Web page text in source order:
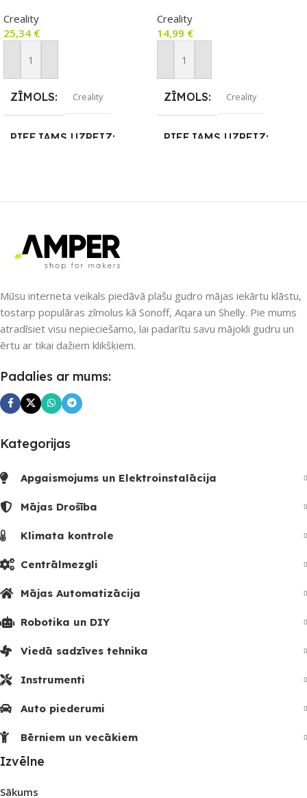
Creality
25,34 €
Pievienot Grozam
ZĪMOLS Creality
PIEEJAMS UZREIZ
Creality
14,99 €
Pievienot Grozam
ZĪMOLS Creality
PIEEJAMS UZREIZ
Mūsu interneta veikals piedāvā plašu gudro mājas iekārtu klāstu,
tostarp populāras zīmolus kā Sonoff, Aqara un Shelly. Pie mums
atradīsiet visu nepieciešamo, lai padarītu savu mājokli gudru un
ērtu ar tikai dažiem klikšķiem.
Padalies ar mums:
Kategorijas
Apgaismojums un Elektroinstalācija
Mājas Drošība
Klimata kontrole
Centrālmezgli
Mājas Automatizācija
Robotika un DIY
Viedā sadzīves tehnika
Instrumenti
Auto piederumi
Bērniem un vecākiem
Izvēlne
Sākums